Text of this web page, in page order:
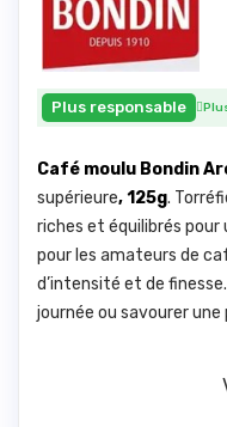
Plus responsable
Café moulu Bondin
supérieure, 125g.
riches et équilibrés pour
pour les amateurs de
d’intensité et de
journée ou savourer une